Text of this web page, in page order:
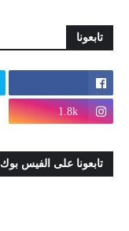
تابعونا
1.8k
تابعونا على الفيس بوك